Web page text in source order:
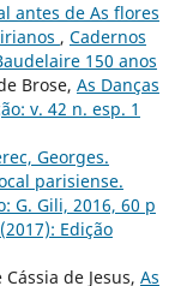
antes de As flores
, Cadernos
150 anos
Brose, As Danças
v. 42 n. esp. 1
Georges.
parisiense.
G. Gili, 2016, 60 p
Edição
de Jesus, As